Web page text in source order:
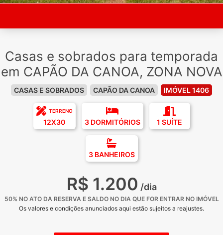
Casas e sobrados para temporada
em CAPÃO DA CANOA, ZONA NOVA
CASAS E SOBRADOS CAPÃO DA CANOA IMÓVEL 1406
TERRENO
12X30 3 DORMITÓRIOS 1 SUÍTE
3 BANHEIROS
R$ 1.200 /dia
50% NO ATO DA RESERVA E SALDO NO DIA QUE FOR ENTRAR NO IMÓVEL
Os valores e condições anunciados aqui estão sujeitos a reajustes.